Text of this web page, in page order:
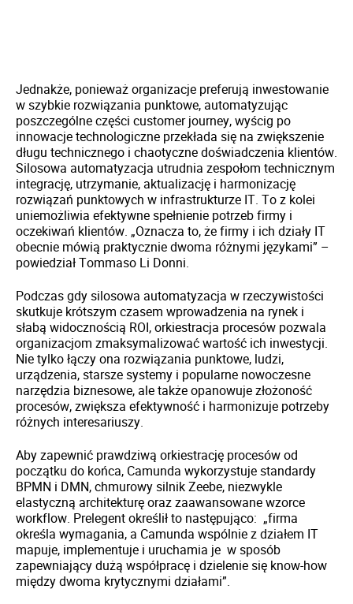
Jednakże, ponieważ organizacje preferują inwestowanie
w szybkie rozwiązania punktowe, automatyzując
poszczególne części customer journey, wyścig po
innowacje technologiczne przekłada się na zwiększenie
długu technicznego i chaotyczne doświadczenia klientów.
Silosowa automatyzacja utrudnia zespołom technicznym
integrację, utrzymanie, aktualizację i harmonizację
rozwiązań punktowych w infrastrukturze IT. To z kolei
uniemożliwia efektywne spełnienie potrzeb firmy i
oczekiwań klientów. „Oznacza to, że firmy i ich działy IT
obecnie mówią praktycznie dwoma różnymi językami” –
powiedział Tommaso Li Donni.
Podczas gdy silosowa automatyzacja w rzeczywistości
skutkuje krótszym czasem wprowadzenia na rynek i
słabą widocznością ROI, orkiestracja procesów pozwala
organizacjom zmaksymalizować wartość ich inwestycji.
Nie tylko łączy ona rozwiązania punktowe, ludzi,
urządzenia, starsze systemy i popularne nowoczesne
narzędzia biznesowe, ale także opanowuje złożoność
procesów, zwiększa efektywność i harmonizuje potrzeby
różnych interesariuszy.
Aby zapewnić prawdziwą orkiestrację procesów od
początku do końca, Camunda wykorzystuje standardy
BPMN i DMN, chmurowy silnik Zeebe, niezwykle
elastyczną architekturę oraz zaawansowane wzorce
workflow. Prelegent określił to następująco: „firma
określa wymagania, a Camunda wspólnie z działem IT
mapuje, implementuje i uruchamia je w sposób
zapewniający dużą współpracę i dzielenie się know-how
między dwoma krytycznymi działami”.